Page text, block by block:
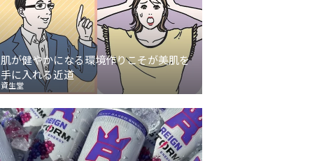
肌が健やかになる環境作りこそが美肌を
手に入れる近道
資生堂